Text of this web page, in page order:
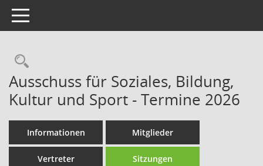
Toggle navigation
Rechercheauswahl
Ausschuss für Soziales, Bildung,
Kultur und Sport - Termine 2026
Informationen Mitglieder
Vertreter Sitzungen